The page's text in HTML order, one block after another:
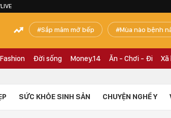
Sắp mâm mở bếp Mùa nào bệnh
Đời sống Money.14 Ăn - Chơi - Đi Xã
SỨC KHỎE SINH SẢN CHUYỆN NGHỀ Y